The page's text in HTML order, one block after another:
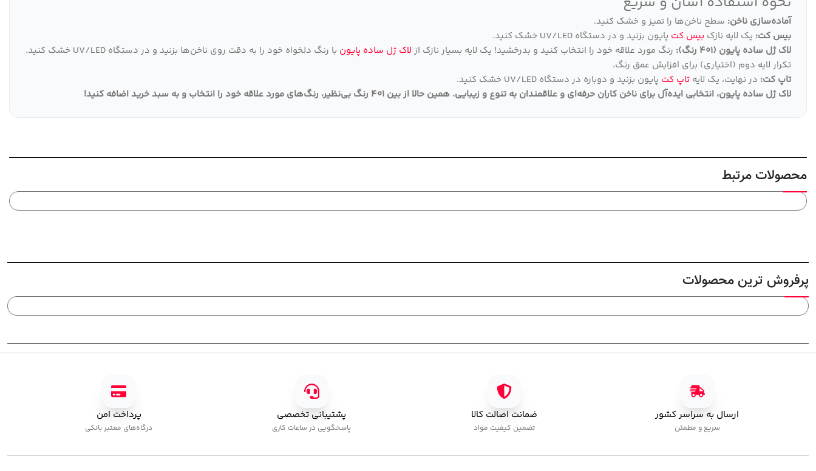
آماده‌سازی ناخن: سطح ناخن‌ها را تمیز و خشک کنید.
بیس کت: یک لایه نازک بیس کت پایون بزنید و در دستگاه UV/LED خشک کنید.
لاک ژل ساده پایون (401 رنگ):
رنگ مورد علاقه خود را انتخاب کنید و بدرخشید! یک لایه بسیار نازک از لاک ژل ساده پایون
با رنگ دلخواه خود را به دقت روی ناخن‌ها بزنید و در دستگاه UV/LED خشک کنید.
تکرار لایه دوم (اختیاری) برای افزایش عمق رنگ.
تاپ کت: در نهایت، یک لایه تاپ کت پایون بزنید و دوباره در دستگاه UV/LED خشک کنید.
لاک ژل ساده پایون، انتخابی ایده‌آل برای ناخن کاران حرفه‌ای و علاقمندان به تنوع و زیبایی. همین حالا از بین 401 رنگ بی‌نظیر، رنگ‌های مورد علاقه خود را انتخاب و به سبد خرید اضافه کنید !
محصولات مرتبط
پرفروش ترین محصولات
ارسال به سراسر کشور
سریع و مطمئن
ضمانت اصالت کالا
تضمین کیفیت مواد
پشتیبانی تخصصی
پاسخگویی در ساعات کاری
پرداخت امن
درگاه‌های معتبر بانکی